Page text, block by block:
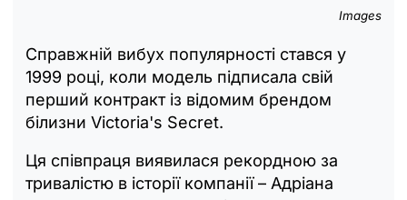
Images
Справжній вибух популярності стався у
1999 році, коли модель підписала свій
перший контракт із відомим брендом
білизни Victoria's Secret.
Ця співпраця виявилася рекордною за
тривалістю в історії компанії – Адріана